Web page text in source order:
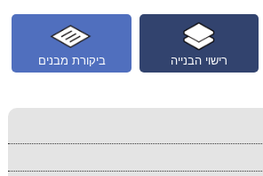
ביקורת מבנים רישוי הבנייה